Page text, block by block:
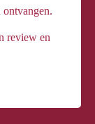
review en